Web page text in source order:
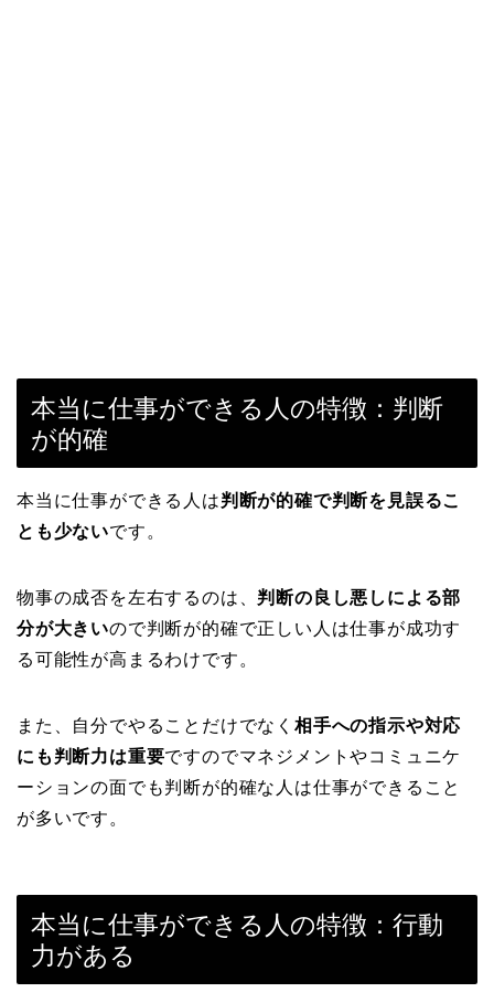
本当に仕事ができる人の特徴：判断
が的確
本当に仕事ができる人は判断が的確で判断を見誤るこ
とも少ないです。
物事の成否を左右するのは、 判断の良し悪しによる部
分が大きいので判断が的確で正しい人は仕事が成功す
る可能性が高まるわけです。
また、自分でやることだけでなく 相手への指示や対応
にも判断力は重要ですのでマネジメントやコミュニケ
ーションの面でも判断が的確な人は仕事ができること
が多いです。
本当に仕事ができる人の特徴：行動
力がある